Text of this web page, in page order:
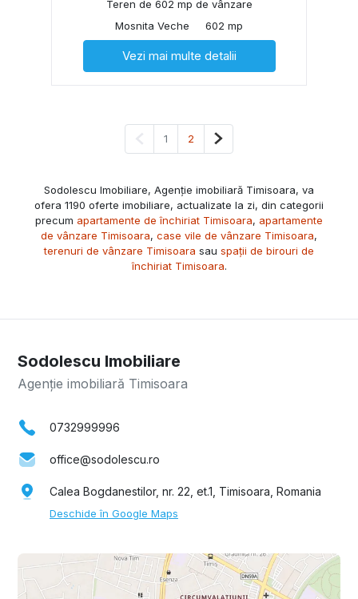
Teren de 602 mp de vânzare
Mosnita Veche
602 mp
Vezi mai multe detalii
Pagina anterioară
1 2 Pagina următoare
Sodolescu Imobiliare, Agenție imobiliară Timisoara, va
ofera 1190 oferte imobiliare, actualizate la zi, din categorii
precum apartamente de închiriat Timisoara, apartamente
de vânzare Timisoara, case vile de vânzare Timisoara,
terenuri de vânzare Timisoara sau spații de birouri de
închiriat Timisoara.
Sodolescu Imobiliare
Agenție imobiliară Timisoara
0732999996
office@sodolescu.ro
Calea Bogdanestilor, nr. 22, et.1, Timisoara, Romania
Deschide în Google Maps